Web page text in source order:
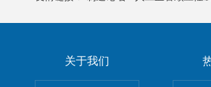
关于我们